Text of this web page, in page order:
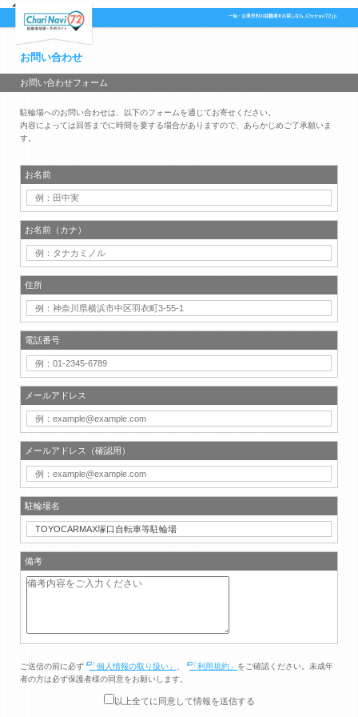
お問い合わせ
お問い合わせフォーム
駐輪場へのお問い合わせは、以下のフォームを通じてお寄せください。
内容によっては回答までに時間を要する場合がありますので、あらかじめご了承願いま
す。
お名前
お名前（カナ）
住所
電話番号
メールアドレス
メールアドレス（確認用）
駐輪場名
備考
ご送信の前に必ず 「個人情報の取り扱い」 「利用規約」 をご確認ください。未成年
者の方は必ず保護者様の同意をお願いします。
以上全てに同意して情報を送信する